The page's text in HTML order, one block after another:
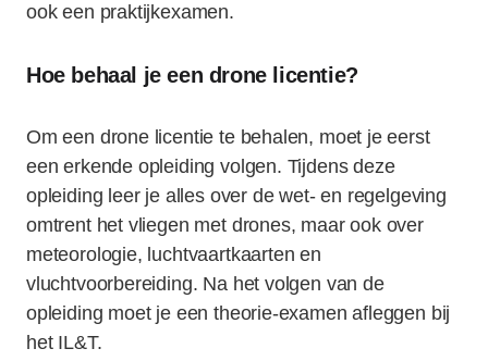
ook een praktijkexamen.
Hoe behaal je een drone licentie?
Om een drone licentie te behalen, moet je eerst
een erkende opleiding volgen. Tijdens deze
opleiding leer je alles over de wet- en regelgeving
omtrent het vliegen met drones, maar ook over
meteorologie, luchtvaartkaarten en
vluchtvoorbereiding. Na het volgen van de
opleiding moet je een theorie-examen afleggen bij
het IL&T.